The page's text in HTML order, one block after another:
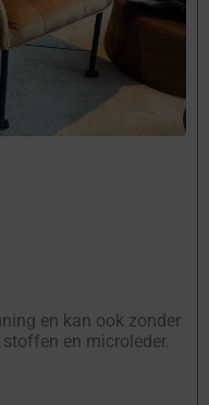
en kan ook zonder
en microleder.